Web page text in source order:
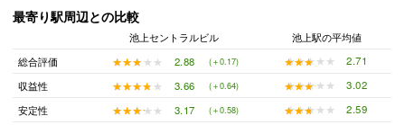
最寄り駅周辺との比較
池上セントラルビル
池上駅の平均値
総合評価
★★★★★
★★★★★ 2.88 (＋0.17) ★★★★★
★★★★★
2.71
収益性
★★★★★
★★★★★ 3.66 (＋0.64) ★★★★★
★★★★★
3.02
安定性
★★★★★
★★★★★ 3.17 (＋0.58) ★★★★★
★★★★★
2.59